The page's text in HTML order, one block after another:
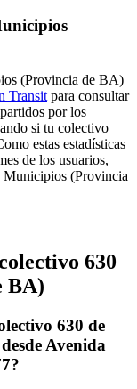
(Provincia de BA)
Transit para consultar
por los
si tu colectivo
estas estadísticas
de los usuarios,
Municipios (Provincia
630
BA)
630 de
Avenida